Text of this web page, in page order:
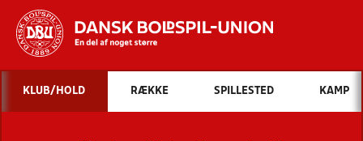
Hvad vil du søge efter?
INDHOLD OG NYHEDER
KLUB/HOLD RÆKKE SPILLESTED KAMP